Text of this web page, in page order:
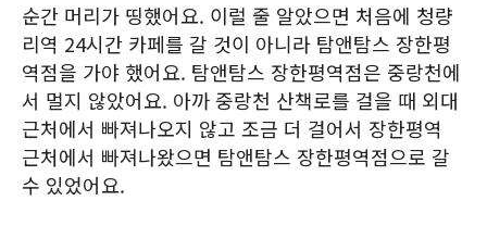
순간 머리가 띵했어요. 이럴 줄 알았으면 처음에 청량
리역 24시간 카페를 갈 것이 아니라 탐앤탐스 장한평
역점을 가야 했어요. 탐앤탐스 장한평역점은 중랑천에
서 멀지 않았어요. 아까 중랑천 산책로를 걸을 때 외대
근처에서 빠져나오지 않고 조금 더 걸어서 장한평역
근처에서 빠져나왔으면 탐앤탐스 장한평역점으로 갈
수 있었어요.